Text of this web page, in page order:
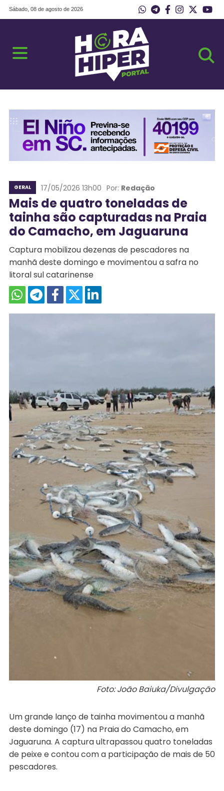
Sábado, 08 de agosto de 2026
GERAL 17/05/2026 13h00 Por: Redação
Mais de quatro toneladas de
tainha são capturadas na Praia
do Camacho, em Jaguaruna
Captura mobilizou dezenas de pescadores na
manhã deste domingo e movimentou a safra no
litoral sul catarinense
Foto: João Baiuka/Divulgação
Um grande lanço de tainha movimentou a manhã
deste domingo (17) na Praia do Camacho, em
Jaguaruna. A captura ultrapassou quatro toneladas
de peixe e contou com a participação de mais de 50
pescadores.